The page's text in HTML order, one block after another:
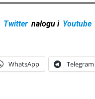
Twitter nalogu i Youtube
WhatsApp Telegram